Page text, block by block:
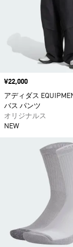
価格
¥22,000
アディダス
バス パンツ
オリジナルス
NEW